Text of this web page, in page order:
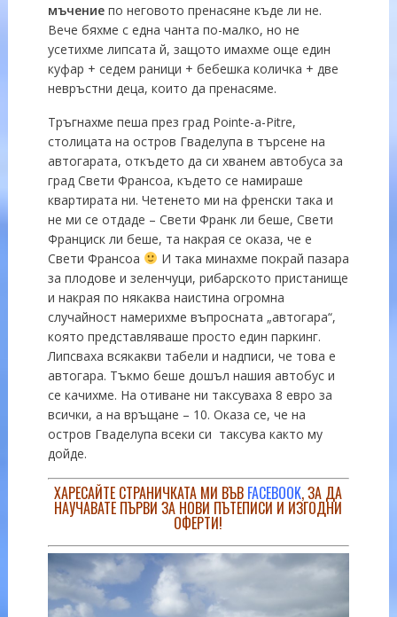
мъчениепо неговото пренасяне къде ли не.
Вече бяхме с една чанта по-малко, но не
усетихме липсата й, защото имахме още един
куфар + седем раници + бебешка количка + две
невръстни деца, които да пренасяме.
Тръгнахме пеша през град Pointe-a-Pitre,
столицата на остров Гваделупа в търсене на
автогарата, откъдето да си хванем автобуса за
град Свети Франсоа, където се намираше
квартирата ни. Четенето ми на френски така и
не ми се отдаде – Свети Франк ли беше, Свети
Франциск ли беше, та накрая се оказа, че е
Свети Франсоа
И така минахме покрай пазара
за плодове и зеленчуци, рибарското пристанище
и накрая по някаква наистина огромна
случайност намерихме въпросната „автогара“,
която представляваше просто един паркинг.
Липсваха всякакви табели и надписи, че това е
автогара. Тъкмо беше дошъл нашия автобус и
се качихме. На отиване ни таксуваха 8 евро за
всички, а на връщане – 10. Оказа се, че на
остров Гваделупа всеки си таксува както му
дойде.
ХАРЕСАЙТЕ СТРАНИЧКАТА МИ ВЪВ FACEBOOK, ЗА ДА
НАУЧАВАТЕ ПЪРВИ ЗА НОВИ ПЪТЕПИСИ И ИЗГОДНИ
ОФЕРТИ!